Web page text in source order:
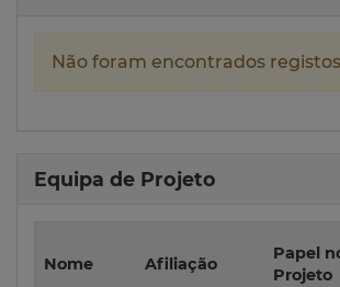
Não foram encontrados
Equipa de Projeto
Nome Afiliação
Papel
Projeto